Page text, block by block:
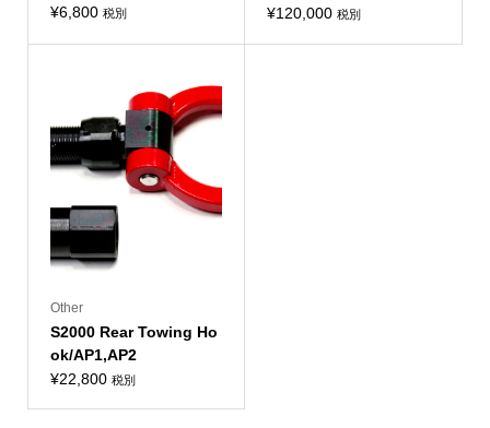
¥6,800 税別
¥120,000 税別
Other
S2000 Rear Towing Ho
ok/AP1,AP2
¥22,800 税別